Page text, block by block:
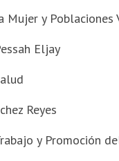
Mujer y Poblaciones
Eljay
Reyes
y Promoción